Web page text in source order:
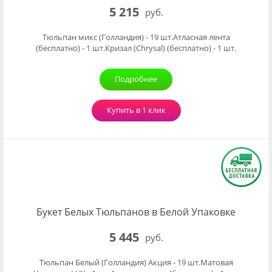
5 215 руб.
Тюльпан микс (Голландия) - 19 шт.Атласная лента
(бесплатно) - 1 шт.Кризал (Chrysal) (бесплатно) - 1 шт.
Подробнее
Купить в 1 клик
Букет Белых Тюльпанов в Белой Упаковке
5 445 руб.
Тюльпан Белый (Голландия) Акция - 19 шт.Матовая